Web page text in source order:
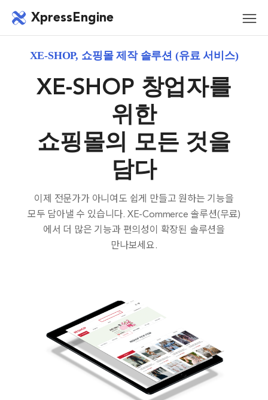
XpressEngine
모바
XE-SHOP, 쇼핑몰 제작 솔루션 (유료 서비스)
XE-SHOP 창업자를
위한
쇼핑몰의 모든 것을
담다
이제 전문가가 아니여도 쉽게 만들고 원하는 기능을
모두 담아낼 수 있습니다. XE-Commerce 솔루션(무료)
에서 더 많은 기능과 편의성이 확장된 솔루션을
만나보세요.